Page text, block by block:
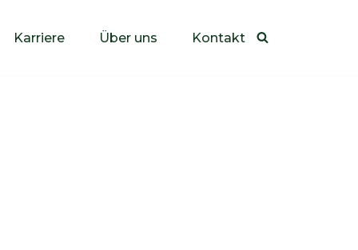
Karriere Über uns Kontakt